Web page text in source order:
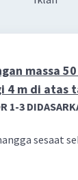
massa
4 m di atas
1-3
sesaat